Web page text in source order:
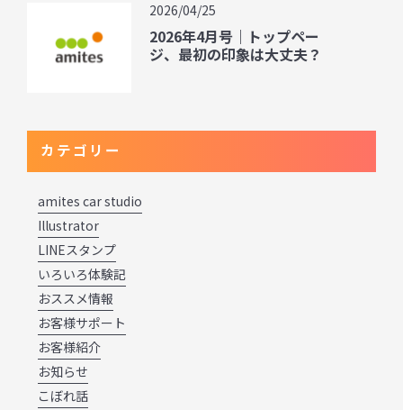
2026/04/25
2026年4月号｜トップペー
ジ、最初の印象は大丈夫？
カテゴリー
amites car studio
Illustrator
LINEスタンプ
いろいろ体験記
おススメ情報
お客様サポート
お客様紹介
お知らせ
こぼれ話